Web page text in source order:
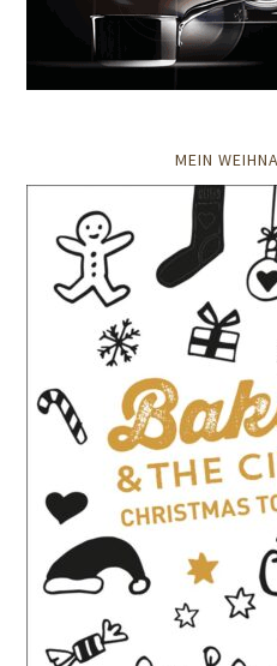
MEIN